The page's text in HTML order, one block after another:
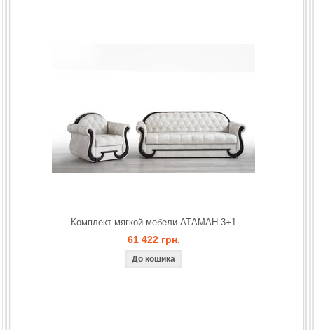
Комплект мягкой мебели АТАМАН 3+1
61 422 грн.